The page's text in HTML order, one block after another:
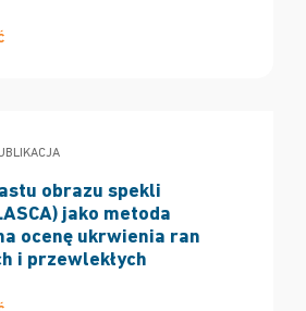
obrazu spekli
jako metoda
ocenę ukrwienia ran
i przewlekłych